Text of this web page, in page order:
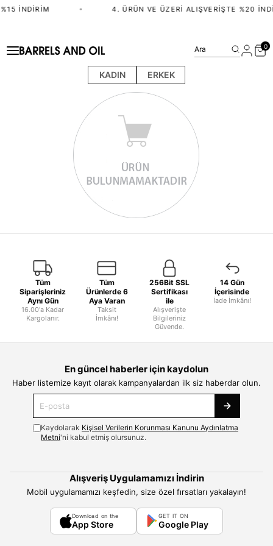
İNDIRIM • 4. ÜRÜN VE ÜZERI ALIŞVERIŞTE %20
KADIN ERKEK
Ara 0
Tüm
Siparişleriniz
Aynı Gün
16.00'a Kadar
Kargolanır.
Tüm
Ürünlerde 6
Aya Varan
Taksit
İmkânı!
256Bit SSL
Sertifikası
ile
Alışverişte
Bilgileriniz
Güvende.
14 Gün
İçerisinde
İade İmkânı!
En güncel haberler için kaydolun
Haber listemize kayıt olarak kampanyalardan ilk siz haberdar olun.
Kaydolarak Kişisel Verilerin Korunması Kanunu Aydınlatma
Metni'ni kabul etmiş olursunuz.
Alışveriş Uygulamamızı İndirin
Mobil uygulamamızı keşfedin, size özel fırsatları yakalayın!
Download on the
App Store
GET IT ON
Google Play